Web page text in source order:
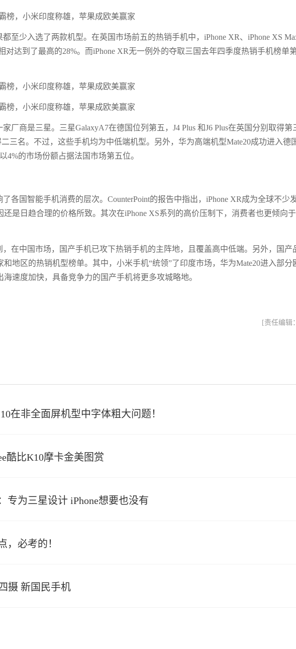
至少入选了两款机型。在英国市场前五的热销手机中，iPhone XR、iPhone XS
对达到了最高的28%。而iPhone XR无一例外的夺取三国去年四季度热销手机榜单
厂商是三星。三星GalaxyA7在德国位列第五，J4 Plus 和J6 Plus在英国分别取得第
二三名。不过，这些手机均为中低端机型。另外，华为高端机型Mate20成功进入德
4%的市场份额占据法国市场第五位。
各国智能手机消费的层次。CounterPoint的报告中指出，iPhone XR成为全球不少
是日趋合理的价格所致。其次在iPhone XS系列的高价压制下，消费者也更倾向
在中国市场，国产手机已攻下热销手机的主阵地，且覆盖高中低端。另外，国产
地区的热销机型榜单。其中，小米手机“统领”了印度市场，华为Mate20进入部分
速度加快，具备竞争力的国产手机将更多攻城略地。
[责任编辑
在非全面屏机型中字体粗大问题！
酷比K10摩卡金美图赏
专为三星设计 iPhone想要也没有
，必考的！
摄 新国民手机